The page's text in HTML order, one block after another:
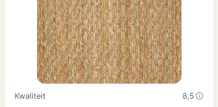
Kwaliteit 8,5